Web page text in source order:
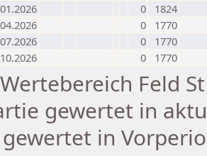
0
1824
0
1770
0
1770
0 1770
Wertebereich Feld
gewertet in
in